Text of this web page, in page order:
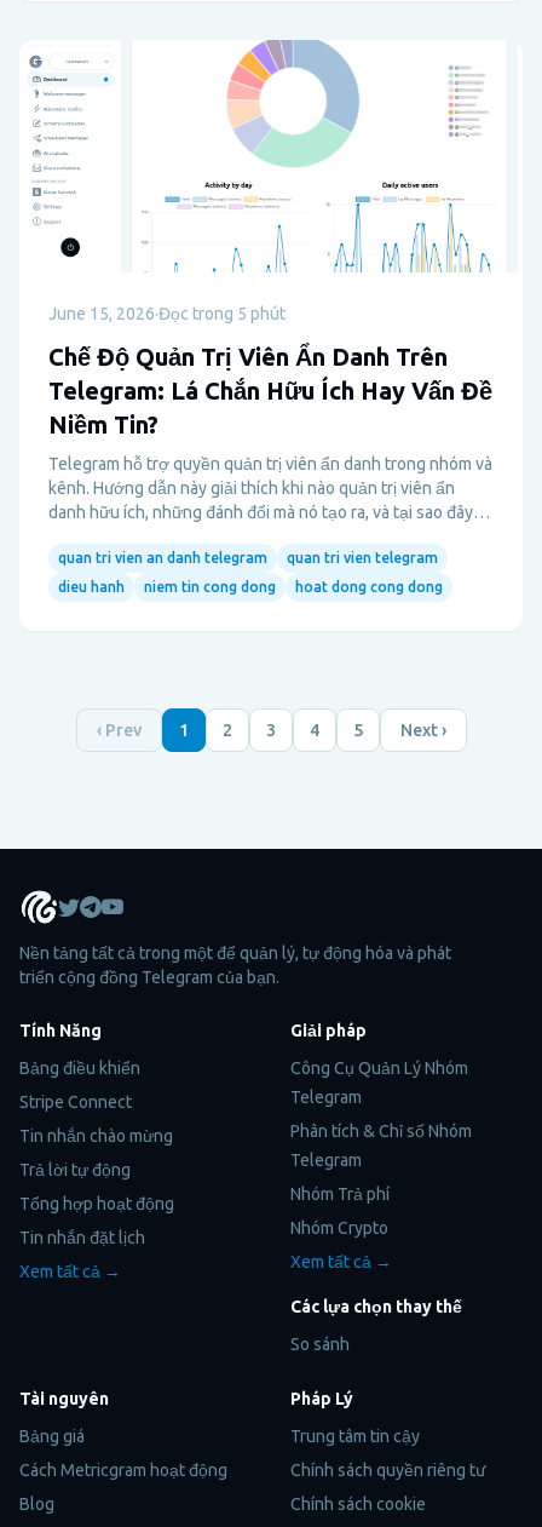
June 15, 2026·Đọc trong 5 phút
Chế Độ Quản Trị Viên Ẩn Danh Trên
Telegram: Lá Chắn Hữu Ích Hay Vấn Đề
Niềm Tin?
Telegram hỗ trợ quyền quản trị viên ẩn danh trong nhóm và
kênh. Hướng dẫn này giải thích khi nào quản trị viên ẩn
danh hữu ích, những đánh đổi mà nó tạo ra, và tại sao đây
tắt.
quan tri vien an danh telegram
quan tri vien telegram
dieu hanh
niem tin cong dong hoat dong cong dong
‹ Prev 1 2 3 4 5 Next ›
Nền tảng tất cả trong một để quản lý, tự động hóa và phát
triển cộng đồng Telegram của bạn.
Tính Năng
Bảng điều khiển
Stripe Connect
Tin nhắn chào mừng
Trả lời tự động
Tổng hợp hoạt động
Tin nhắn đặt lịch
Xem tất cả →
Giải pháp
Công Cụ Quản Lý Nhóm
Telegram
Phân tích & Chỉ số Nhóm
Telegram
Nhóm Trả phí
Nhóm Crypto
Xem tất cả →
Các lựa chọn thay thế
So sánh
Tài nguyên
Bảng giá
Cách Metricgram hoạt động
Blog
Pháp Lý
Trung tâm tin cậy
Chính sách quyền riêng tư
Chính sách cookie